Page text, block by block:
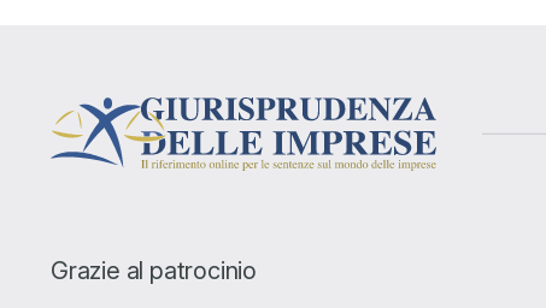
Grazie al patrocinio